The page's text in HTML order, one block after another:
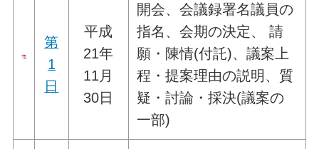
第
1
日
平成
21年
11月
30日
開会、会議録署名議員の
指名、会期の決定、 請
願・陳情(付託)、議案上
程・提案理由の説明、質
疑・討論・採決(議案の
一部)